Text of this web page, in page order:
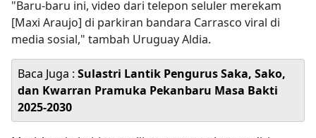
"Baru-baru ini, video dari telepon seluler merekam
[Maxi Araujo] di parkiran bandara Carrasco viral di
media sosial," tambah Uruguay Aldia.
Baca Juga : Sulastri Lantik Pengurus Saka, Sako,
dan Kwarran Pramuka Pekanbaru Masa Bakti
2025-2030